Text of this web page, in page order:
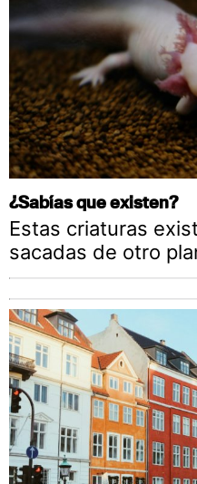
¿Sabías que existen?
Estas criaturas
sacadas de otro